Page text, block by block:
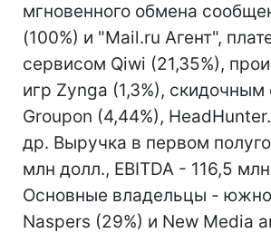
мгновенного обмена
(100%) и "Mail.ru Агент",
сервисом Qiwi (21,35%),
игр Zynga (1,3%),
Groupon (4,44%),
др. Выручка в первом
млн долл., EBITDA - 116,5
Основные владельцы -
Naspers (29%) и New Media